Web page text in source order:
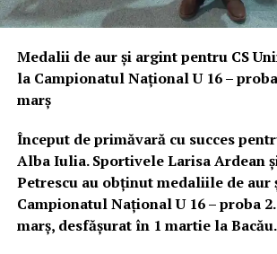
Medalii de aur și argint pentru CS
la Campionatul Național U 16 –
marș
Început de primăvară cu succes
Alba Iulia. Sportivele Larisa Ardean
Petrescu au obținut medaliile de aur
Campionatul Național U 16 – proba
marș, desfășurat în 1 martie la Bacău.